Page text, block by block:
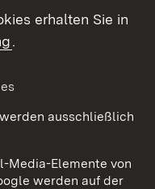
erhalten Sie in
.
ausschließlich
Media-Elemente von
werden auf der